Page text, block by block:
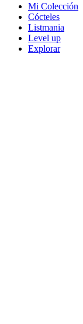
Mi Colección
Cócteles
Listmania
Level up
Explorar